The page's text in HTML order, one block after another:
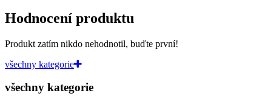
Hodnocení produktu
Produkt zatím nikdo nehodnotil, buďte první!
všechny kategorie
všechny kategorie